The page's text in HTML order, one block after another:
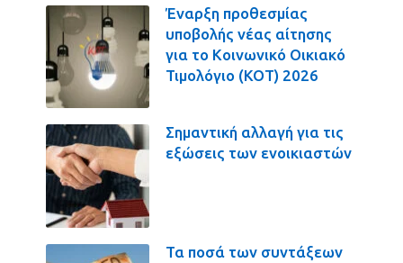
Έναρξη προθεσμίας
υποβολής νέας αίτησης
για το Κοινωνικό Οικιακό
Τιμολόγιο (ΚΟΤ) 2026
Σημαντική αλλαγή για τις
εξώσεις των ενοικιαστών
Τα ποσά των συντάξεων